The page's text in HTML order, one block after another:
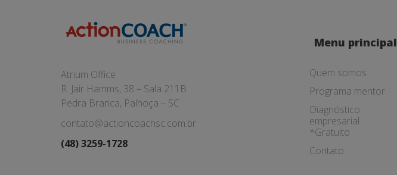
Atrium Office
R. Jair Hamms, 38 – Sala 211B
Pedra Branca, Palhoça – SC
contato@actioncoachsc.com.br
(48) 3259-1728
Menu principal
Quem somos
Programa mentor
Diagnóstico
empresarial
*Gratuito
Contato